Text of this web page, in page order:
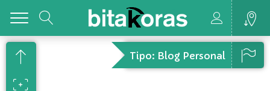
Tipo: Blog Personal